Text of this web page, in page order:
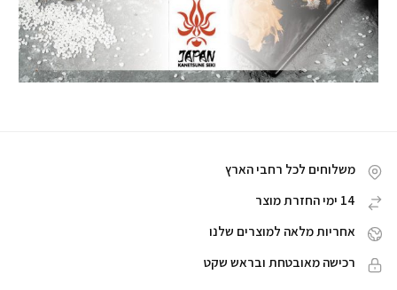
משלוחים לכל רחבי הארץ
14 ימי החזרת מוצר
אחריות מלאה למוצרים שלנו
רכישה מאובטחת ובראש שקט